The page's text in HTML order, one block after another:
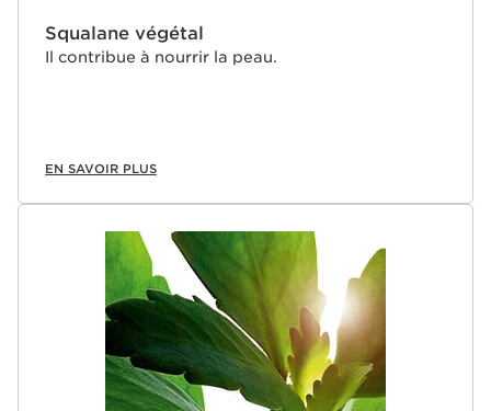
Squalane végétal
Il contribue à nourrir la peau.
EN SAVOIR PLUS